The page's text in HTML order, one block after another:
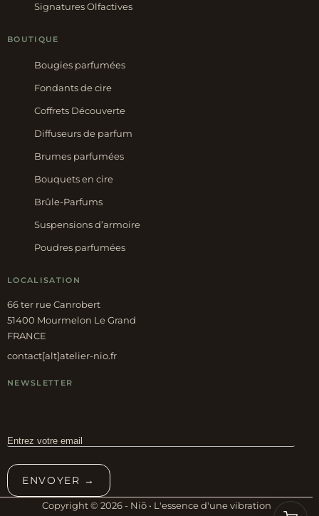
Signatures Olfactives
BOUTIQUE
Bougies parfumées
Fondants de cire
Coffrets Découverte
Diffuseurs de parfum
Brumes parfumées
Bouquets en cire
Brûle-Parfums
Suspensions d’armoire
Poudres parfumées
LOCALISATION
66 ter rue Canrobert
51400 Mourmelon Le Grand
FRANCE
contact[alt]atelier-nio.fr
NEWSLETTER
ENVOYER →
Copyright © 2026 - Niõ • L'essence d'une vibration